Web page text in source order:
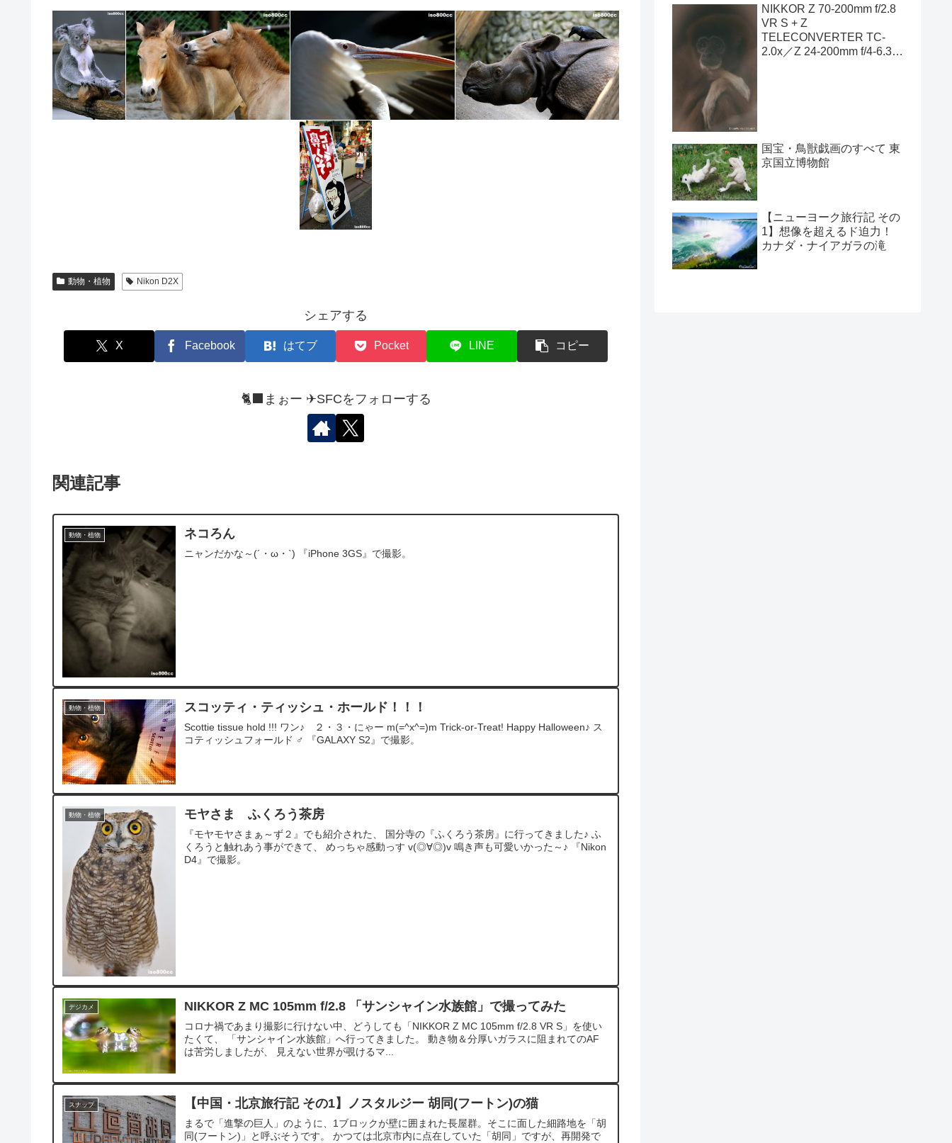
動物・植物 Nikon D2X
シェアする
X Facebook はてブ Pocket LINE コピー
🐈‍⬛まぉー ✈︎SFCをフォローする
関連記事
動物・植物 ネコろん
ニャンだかな～(´・ω・`) 『iPhone 3GS』で撮影。
動物・植物 スコッティ・ティッシュ・ホールド！！！
Scottie tissue hold !!! ワン♪ ２・３・にゃー m(=^x^=)m Trick-or-Treat! Happy Halloween♪ ス
コティッシュフォールド ♂ 『GALAXY S2』で撮影。
動物・植物 モヤさま ふくろう茶房
『モヤモヤさまぁ～ず２』でも紹介された、 国分寺の『ふくろう茶房』に行ってきました♪ ふ
くろうと触れあう事ができて、 めっちゃ感動っす v(◎∀◎)v 鳴き声も可愛いかった～♪ 『Nikon
D4』で撮影。
デジカメ NIKKOR Z MC 105mm f/2.8 「サンシャイン水族館」で撮ってみた
コロナ禍であまり撮影に行けない中、どうしても「NIKKOR Z MC 105mm f/2.8 VR S」を使い
たくて、 「サンシャイン水族館」へ行ってきました。 動き物＆分厚いガラスに阻まれてのAF
は苦労しましたが、 見えない世界が覗けるマ...
スナップ 【中国・北京旅行記 その1】ノスタルジー 胡同(フートン)の猫
まるで「進撃の巨人」のように、1ブロックが壁に囲まれた長屋群。そこに面した細路地を「胡
同(フートン)」と呼ぶそうです。 かつては北京市内に点在していた「胡同」ですが、再開発で
NIKKOR Z 70-200mm f/2.8
VR S + Z
TELECONVERTER TC-
2.0x／Z 24-200mm f/4-6.3
国宝・鳥獣戯画のすべて 東
京国立博物館
【ニューヨーク旅行記 その
1】想像を超えるド迫力！
カナダ・ナイアガラの滝